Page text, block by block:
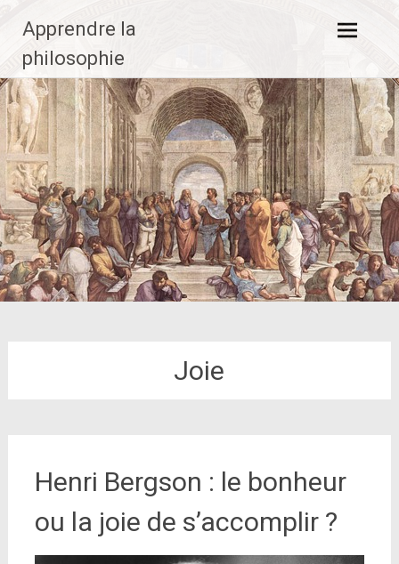
contenu
principal
Apprendre la
philosophie
Joie
Henri Bergson : le bonheur
ou la joie de s’accomplir ?